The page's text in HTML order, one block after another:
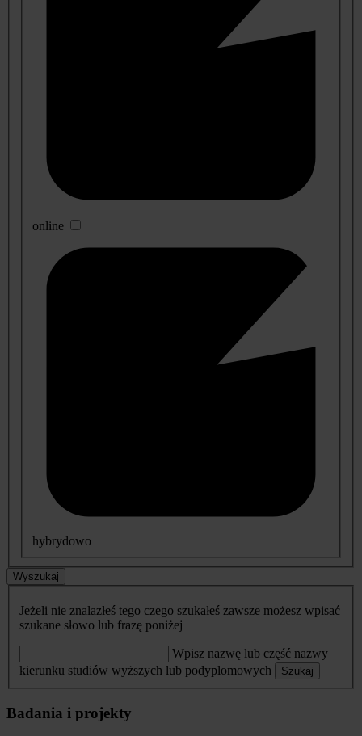
online
hybrydowo
Wyszukaj
Jeżeli nie znalazłeś tego czego szukałeś zawsze możesz wpisać
szukane słowo lub frazę poniżej
Wpisz nazwę lub część nazwy
kierunku studiów wyższych lub podyplomowych
Szukaj
Badania i projekty